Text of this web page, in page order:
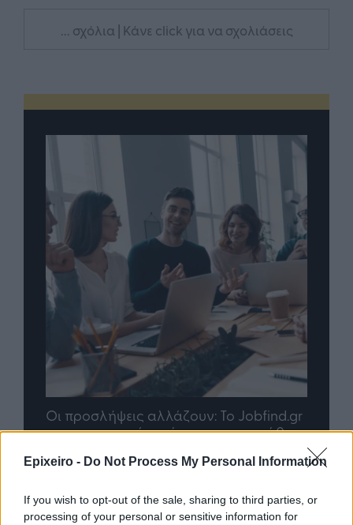
Epixeiro - Do Not Process My Personal Information
If you wish to opt-out of the sale, sharing to third parties, or
processing of your personal or sensitive information for
... σχόλια | Κάνε click για να σχολιάσεις
TP Greece: Πώς διαμορφώνεται το
μέλλον του Insurance στην εποχή του AI
σου
Advertorial